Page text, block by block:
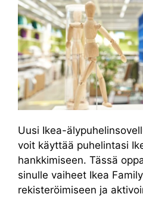
Uusi Ikea-
voit käyttää puhelintasi
hankkimiseen. Tässä
sinulle vaiheet Ikea
rekisteröimiseen ja